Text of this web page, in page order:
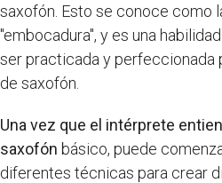
saxofón. Esto se conoce como
"embocadura", y es una
ser practicada y perfeccionada
de saxofón.
Una vez que el intérprete
saxofón básico, puede
diferentes técnicas para crear